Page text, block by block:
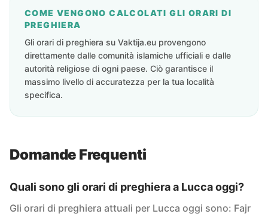
COME VENGONO CALCOLATI GLI ORARI DI
PREGHIERA
Gli orari di preghiera su Vaktija.eu provengono
direttamente dalle comunità islamiche ufficiali e dalle
autorità religiose di ogni paese. Ciò garantisce il
massimo livello di accuratezza per la tua località
specifica.
Domande Frequenti
Quali sono gli orari di preghiera a Lucca oggi?
Gli orari di preghiera attuali per Lucca oggi sono: Fajr